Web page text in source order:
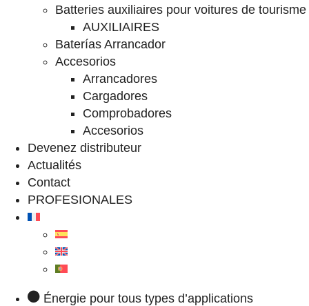
Batteries auxiliaires pour voitures de tourisme
AUXILIAIRES
Baterías Arrancador
Accesorios
Arrancadores
Cargadores
Comprobadores
Accesorios
Devenez distributeur
Actualités
Contact
PROFESIONALES
Énergie pour tous types d’applications